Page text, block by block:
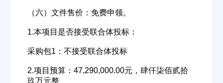
（六）文件售价：免费申领。
1.本项目是否接受联合体投标：
采购包1：不接受联合体投标
2.项目预算：47,290,000.00元，肆仟柒佰贰拾
玖万元整